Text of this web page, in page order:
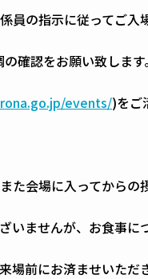
の指示に従ってご入
確認をお願い致します。
events/)をご
会場に入ってからの
ませんが、お食事に
前にお済ませいただ